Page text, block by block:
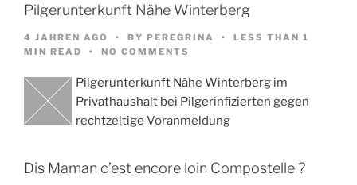
Pilgerunterkunft Nähe Winterberg
4 JAHREN AGO BY PEREGRINA
LESS THAN 1
MIN READ
NO COMMENTS
Pilgerunterkunft Nähe Winterberg im
Privathaushalt bei Pilgerinfizierten gegen
rechtzeitige Voranmeldung
Dis Maman c’est encore loin Compostelle ?